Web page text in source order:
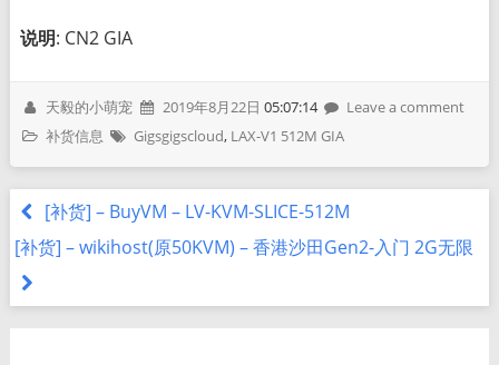
说明: CN2 GIA
天毅的小萌宠 2019年8月22日 05:07:14
Leave a comment
补货信息
Gigsgigscloud, LAX-V1 512M GIA
[补货] – BuyVM – LV-KVM-SLICE-512M
[补货] – wikihost(原50KVM) – 香港沙田Gen2-入门 2G无限